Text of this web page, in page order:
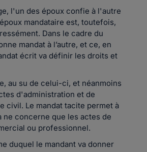
l'un des époux confie à l'autre
mandataire est, toutefois,
Dans le cadre du
mandat à l’autre, et ce, en
écrit va définir les droits et
au su de celui-ci, et néanmoins
d'administration et de
civil. Le mandat tacite permet à
ne concerne que les actes de
ou professionnel.
duquel le mandant va donner